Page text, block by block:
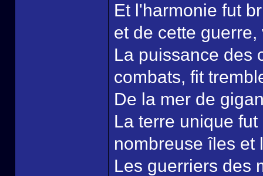
Et l'harmonie fut
et de cette
La puissance des
combats, fit
De la mer de
La terre unique
nombreuse îles et
Les guerriers des